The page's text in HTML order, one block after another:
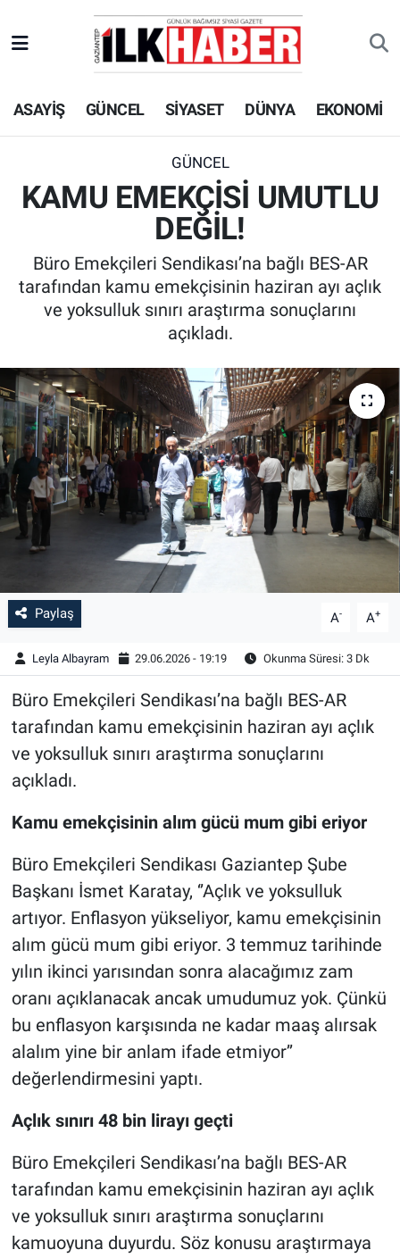
ASAYİŞ GÜNCEL SİYASET DÜNYA EKONOMİ
GÜNCEL
KAMU EMEKÇİSİ UMUTLU
DEĞİL!
Büro Emekçileri Sendikası’na bağlı BES-AR
tarafından kamu emekçisinin haziran ayı açlık
ve yoksulluk sınırı araştırma sonuçlarını
açıkladı.
Paylaş A- A+
Leyla Albayram 29.06.2026 - 19:19 Okunma Süresi: 3 Dk
Büro Emekçileri Sendikası’na bağlı BES-AR
tarafından kamu emekçisinin haziran ayı açlık
ve yoksulluk sınırı araştırma sonuçlarını
açıkladı.
Kamu emekçisinin alım gücü mum gibi eriyor
Büro Emekçileri Sendikası Gaziantep Şube
Başkanı İsmet Karatay, ‘’Açlık ve yoksulluk
artıyor. Enflasyon yükseliyor, kamu emekçisinin
alım gücü mum gibi eriyor. 3 temmuz tarihinde
yılın ikinci yarısından sonra alacağımız zam
oranı açıklanacak ancak umudumuz yok. Çünkü
bu enflasyon karşısında ne kadar maaş alırsak
alalım yine bir anlam ifade etmiyor’’
değerlendirmesini yaptı.
Açlık sınırı 48 bin lirayı geçti
Büro Emekçileri Sendikası’na bağlı BES-AR
tarafından kamu emekçisinin haziran ayı açlık
ve yoksulluk sınırı araştırma sonuçlarını
kamuoyuna duyurdu. Söz konusu araştırmaya
EKONOMİ
SİYASET
SPOR
ASAYİŞ
KÜLTÜR - SANAT
Beyoğlu Hava Durumu
Beyoğlu Trafik Yoğunluk Haritası
Süper Lig Puan Durumu ve Fikstür
Tüm Manşetler
Haber Arşivi